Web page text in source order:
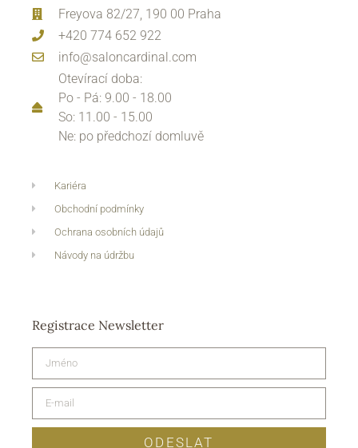
Freyova 82/27, 190 00 Praha
+420 774 652 922
info@saloncardinal.com
Otevírací doba:
Po - Pá: 9.00 - 18.00
So: 11.00 - 15.00
Ne: po předchozí domluvě
Kariéra
Obchodní podmínky
Ochrana osobních údajů
Návody na údržbu
Registrace Newsletter
ODESLAT